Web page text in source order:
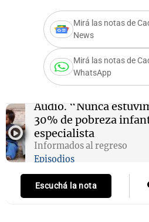
Mirá las notas de
News
Mirá las notas de
WhatsApp
Audio. “Nunca
30% de pobreza
especialista
Informados al regreso
Episodios
Escuchá la nota